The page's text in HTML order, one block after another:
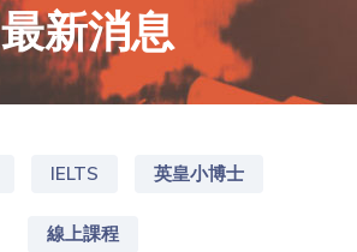
最新消息
IELTS 英皇小博士
線上課程